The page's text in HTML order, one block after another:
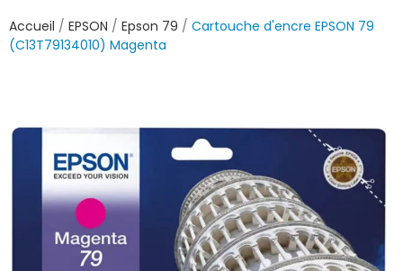
Accueil EPSON Epson 79
Cartouche d'encre EPSON 79
(C13T79134010) Magenta